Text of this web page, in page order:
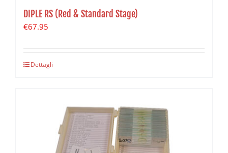
DIPLE RS (Red & Standard Stage)
€67.95
Dettagli